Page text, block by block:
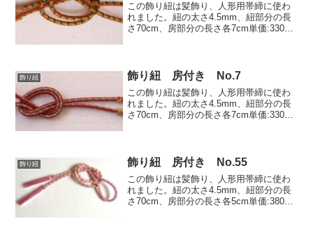
この飾り紐は髪飾り、人形用帯締に使わ
れました。紐の太さ4.5mm、紐部分の長
さ70cm、房部分の長さ各7cm単価:330円
飾り紐 飾り紐 房付き No.7
この飾り紐は髪飾り、人形用帯締に使わ
れました。紐の太さ4.5mm、紐部分の長
さ70cm、房部分の長さ各7cm単価:330円
飾り紐 飾り紐 房付き No.55
この飾り紐は髪飾り、人形用帯締に使わ
れました。紐の太さ4.5mm、紐部分の長
さ70cm、房部分の長さ各5cm単価:380円